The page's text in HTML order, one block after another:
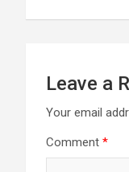
Leave a
Your email
Comment *